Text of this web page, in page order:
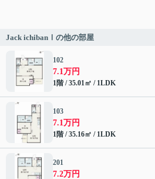
Jack ichibanⅠの他の部屋
102
7.1万円
1階 / 35.01㎡ / 1LDK
103
7.1万円
1階 / 35.16㎡ / 1LDK
201
7.2万円